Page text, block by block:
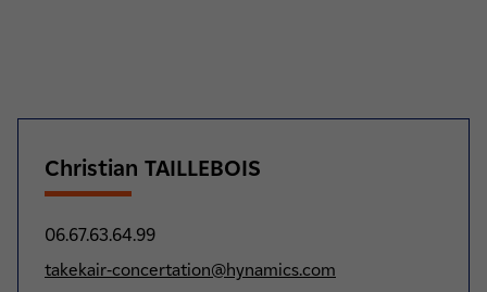
Christian TAILLEBOIS
06.67.63.64.99
takekair-concertation@hynamics.com